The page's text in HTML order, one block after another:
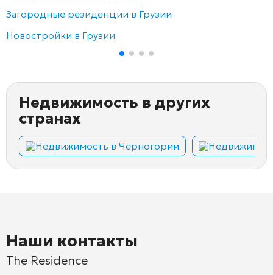
Загородные резиденции в Грузии
Новостройки в Грузии
Недвижимость в других
странах
Недвижимость в Черногории
Наши контакты
The Residence